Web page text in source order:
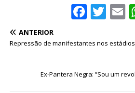
F
a
c
b
T
w
it
r
ANTERIOR
Repressão de manifestantes nos
Ex-Pantera Negra: “Sou um